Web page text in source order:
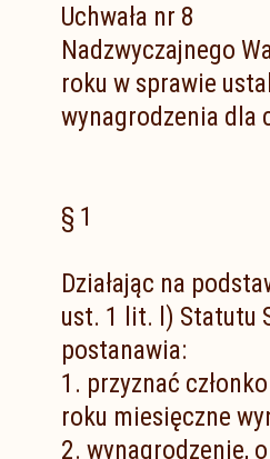
Uchwała nr 8
Nadzwyczajnego
roku w sprawie
wynagrodzenia dla
§ 1
Działając na
ust. 1 lit. l) Statutu
postanawia:
1. przyznać
roku miesięczne
2. wynagrodzenie,